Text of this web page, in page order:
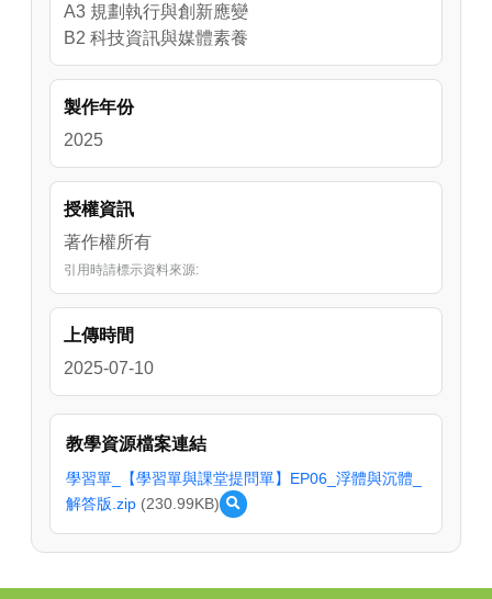
A3 規劃執行與創新應變
B2 科技資訊與媒體素養
製作年份
2025
授權資訊
著作權所有
引用時請標示資料來源:
上傳時間
2025-07-10
教學資源檔案連結
學習單_【學習單與課堂提問單】EP06_浮體與沉體_
解答版.zip (230.99KB)
預
單